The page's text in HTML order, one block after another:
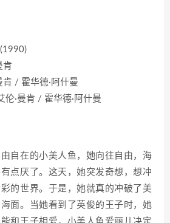
肯
肯 / 霍华德·阿什曼
伦·曼肯 / 霍华德·阿什曼
自在的小美人鱼，她向往自由，海
点厌了。这天，她突发奇想，想冲
的世界。于是，她就真的冲破了美
面。当她看到了英俊的王子时，她